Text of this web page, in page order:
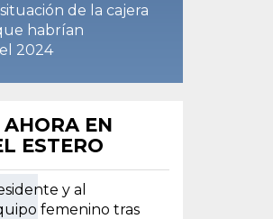
de la cajera
habrían
2024
EN
ESTERO
y al
femenino tras